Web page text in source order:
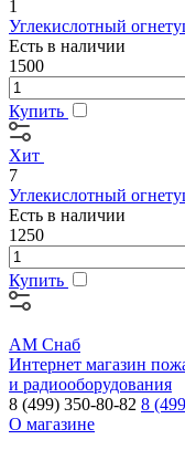
1
Углекислотный
Есть в наличии
1500
Купить
Хит
7
Углекислотный
Есть в наличии
1250
Купить
АМ Снаб
Интернет магазин
и радиооборудования
8 (499) 350-80-82 8
О магазине